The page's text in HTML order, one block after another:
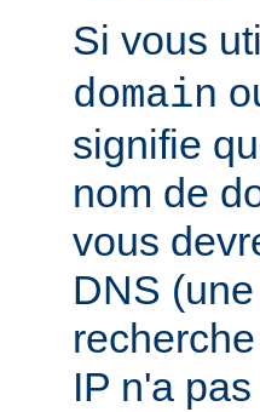
Si vous
domain
signifie
nom de
vous
DNS
IP n'a